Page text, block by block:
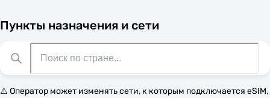
Пункты назначения и сети
⚠️ Оператор может изменять сети, к которым подключается eSIM,